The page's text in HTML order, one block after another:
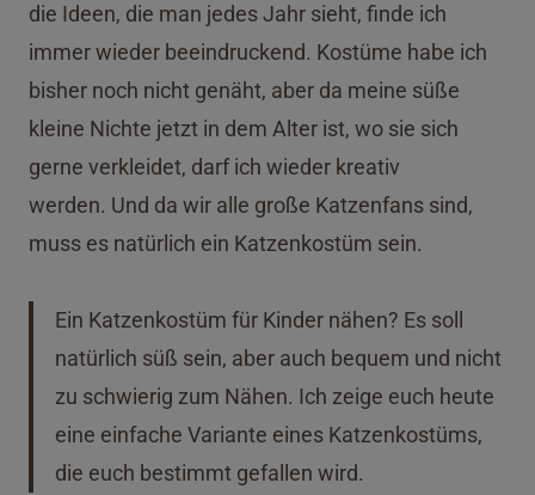
die Ideen, die man jedes Jahr sieht, finde ich
immer wieder beeindruckend. Kostüme habe ich
bisher noch nicht genäht, aber da meine süße
kleine Nichte jetzt in dem Alter ist, wo sie sich
gerne verkleidet, darf ich wieder kreativ
werden. Und da wir alle große Katzenfans sind,
muss es natürlich ein Katzenkostüm sein.
Ein Katzenkostüm für Kinder nähen? Es soll
natürlich süß sein, aber auch bequem und nicht
zu schwierig zum Nähen. Ich zeige euch heute
eine einfache Variante eines Katzenkostüms,
die euch bestimmt gefallen wird.